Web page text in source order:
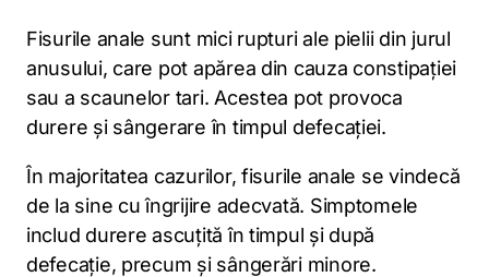
Fisurile anale sunt mici rupturi ale pielii din jurul
anusului, care pot apărea din cauza constipației
sau a scaunelor tari. Acestea pot provoca
durere și sângerare în timpul defecației.
În majoritatea cazurilor, fisurile anale se vindecă
de la sine cu îngrijire adecvată. Simptomele
includ durere ascuțită în timpul și după
defecație, precum și sângerări minore.